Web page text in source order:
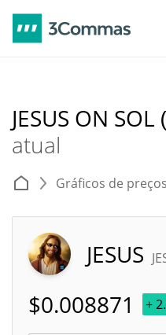
JESUS ON SOL
atual
Gráficos de preços
JESUS
$0.008871 +